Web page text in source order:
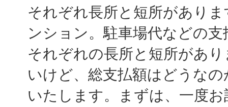
それぞれ長所と短所があり
ンション。駐車場代などの
それぞれの長所と短所があ
いけど、総支払額はどうな
いたします。まずは、一度